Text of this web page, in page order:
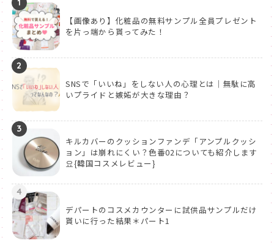
1
【画像あり】化粧品の無料サンプル全員プレゼント
を片っ端から貰ってみた！
2
SNSで「いいね」をしない人の心理とは｜無駄に高
いプライドと嫉妬が大きな理由？
3
キルカバーのクッションファンデ「アンプルクッシ
ョン」は崩れにくい？色番02についても紹介します
요{韓国コスメレビュー}
4
デパートのコスメカウンターに試供品サンプルだけ
貰いに行った結果＊パート1